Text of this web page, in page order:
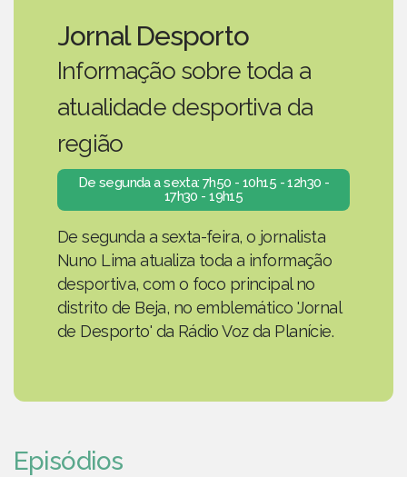
Jornal Desporto
Informação sobre toda a
atualidade desportiva da
região
De segunda a sexta: 7h50 - 10h15 - 12h30 -
17h30 - 19h15
De segunda a sexta-feira, o jornalista
Nuno Lima atualiza toda a informação
desportiva, com o foco principal no
distrito de Beja, no emblemático 'Jornal
de Desporto' da Rádio Voz da Planície.
Episódios